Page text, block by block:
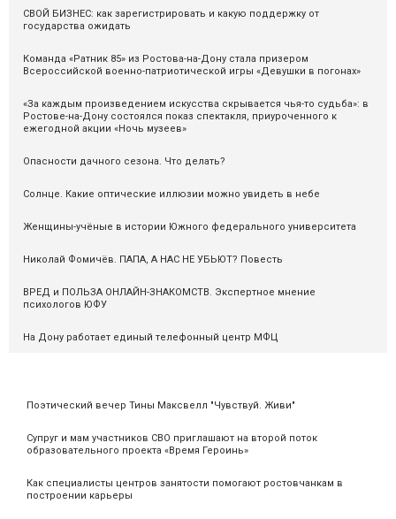
Поэтический вечер Тины Максвелл "Чувствуй. Живи"
Супруг и мам участников СВО приглашают на второй поток
образовательного проекта «Время Героинь»
Как специалисты центров занятости помогают ростовчанкам в
построении карьеры
СВОЙ БИЗНЕС: как зарегистрировать и какую поддержку от
государства ожидать
Команда «Ратник 85» из Ростова-на-Дону стала призером
Всероссийской военно-патриотической игры «Девушки в погонах»
«За каждым произведением искусства скрывается чья-то судьба»: в
Ростове-на-Дону состоялся показ спектакля, приуроченного к
ежегодной акции «Ночь музеев»
Опасности дачного сезона. Что делать?
Солнце. Какие оптические иллюзии можно увидеть в небе
Женщины-учёные в истории Южного федерального университета
Николай Фомичёв. ПАПА, А НАС НЕ УБЬЮТ? Повесть
ВРЕД и ПОЛЬЗА ОНЛАЙН-ЗНАКОМСТВ. Экспертное мнение
психологов ЮФУ
На Дону работает единый телефонный центр МФЦ